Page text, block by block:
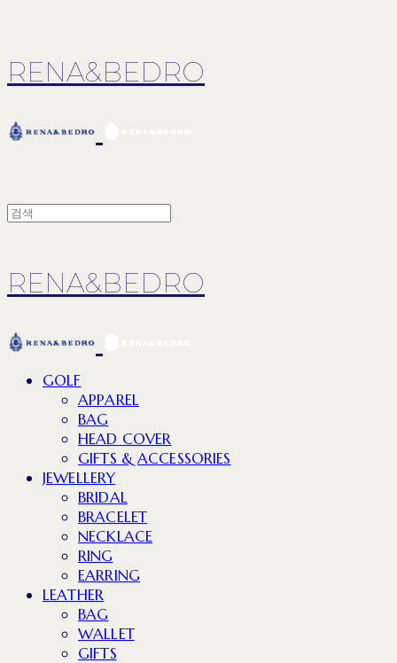
RENA&BEDRO
RENA&BEDRO
GOLF
APPAREL
BAG
HEAD COVER
GIFTS & ACCESSORIES
JEWELLERY
BRIDAL
BRACELET
NECKLACE
RING
EARRING
LEATHER
BAG
WALLET
GIFTS